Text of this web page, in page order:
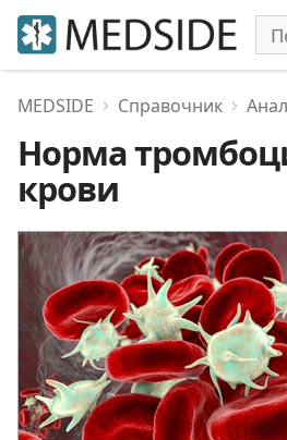
MEDSIDE Справочник
Норма
крови